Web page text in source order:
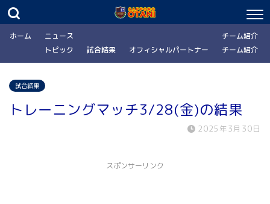
ホーム
ニュース
トピック
試合結果 オフィシャルパートナー
チーム紹介
チーム紹介
試合結果
トレーニングマッチ3/28(金)の結果
2025年3月30日
スポンサーリンク